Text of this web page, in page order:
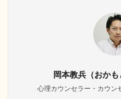
岡本教兵（おかも
心理カウンセラー・カウン